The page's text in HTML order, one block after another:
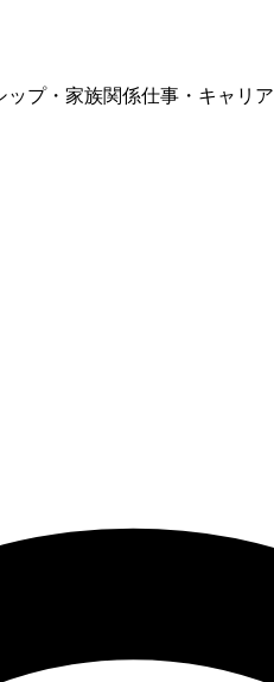
ップ・家族関係仕事・キャリア